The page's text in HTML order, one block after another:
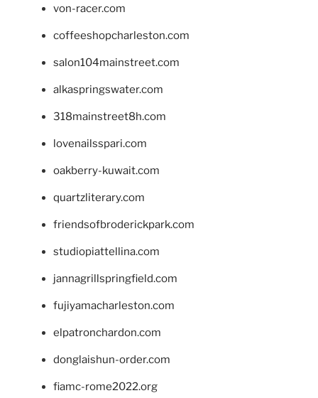
von-racer.com
coffeeshopcharleston.com
salon104mainstreet.com
alkaspringswater.com
318mainstreet8h.com
lovenailsspari.com
oakberry-kuwait.com
quartzliterary.com
friendsofbroderickpark.com
studiopiattellina.com
jannagrillspringfield.com
fujiyamacharleston.com
elpatronchardon.com
donglaishun-order.com
fiamc-rome2022.org